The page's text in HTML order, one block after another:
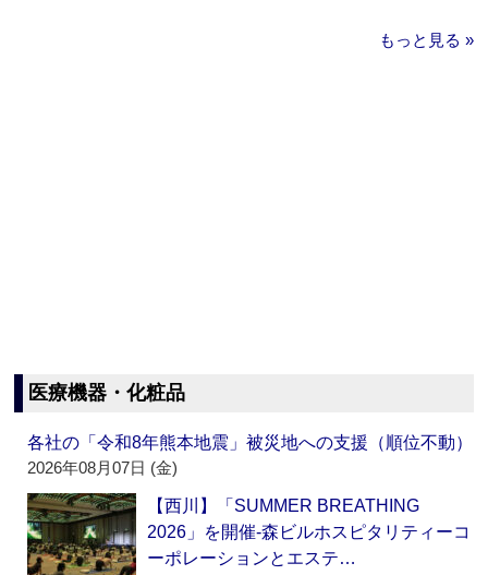
もっと見る »
医療機器・化粧品
各社の「令和8年熊本地震」被災地への支援（順位不動）
2026年08月07日 (金)
【西川】「SUMMER BREATHING
2026」を開催‐森ビルホスピタリティーコ
ーポレーションとエステ…